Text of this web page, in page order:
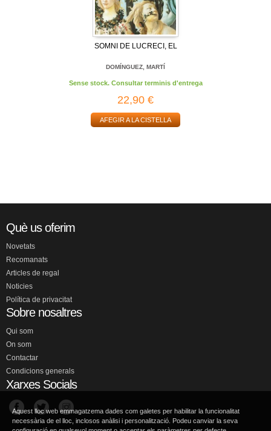
SOMNI DE LUCRECI, EL
DOMÍNGUEZ, MARTÍ
Sense stock. Consultar terminis d'entrega
22,90 €
AFEGIR A LA CISTELLA
Què us oferim
Novetats
Recomanats
Articles de regal
Noticies
Política de privacitat
Sobre nosaltres
Qui som
On som
Contactar
Condicions generals
Xarxes Socials
Aquest lloc web emmagatzema dades com galetes per habilitar la funcionalitat
necessària de el lloc, inclosos anàlisi i personalització. Podeu canviar la seva